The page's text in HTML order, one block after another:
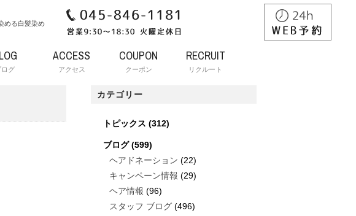
める白髪染め
ログ
ACCESS
アクセス
COUPON
クーポン
RECRUIT
リクルート
カテゴリー
トピックス (312)
ブログ(599)
ヘアドネーション (22)
キャンペーン情報 (29)
ヘア情報 (96)
スタッフ ブログ (496)